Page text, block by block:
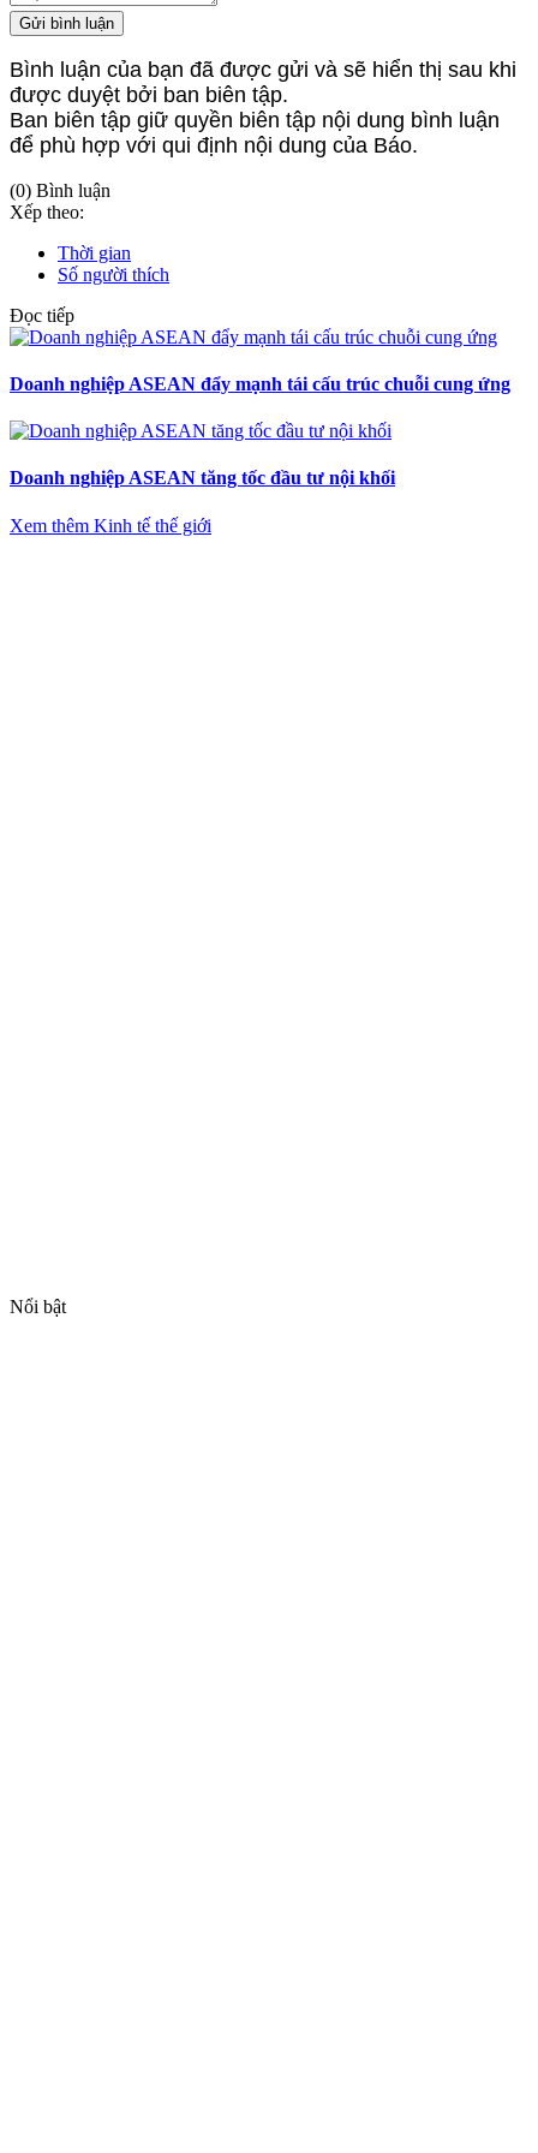
Gửi bình luận
Bình luận của bạn đã được gửi và sẽ hiển thị sau khi
được duyệt bởi ban biên tập.
Ban biên tập giữ quyền biên tập nội dung bình luận
để phù hợp với qui định nội dung của Báo.
(0) Bình luận
Xếp theo:
Thời gian
Số người thích
Đọc tiếp
Doanh nghiệp ASEAN đẩy mạnh tái cấu trúc chuỗi cung ứng
Doanh nghiệp ASEAN tăng tốc đầu tư nội khối
Xem thêm Kinh tế thế giới
Nổi bật